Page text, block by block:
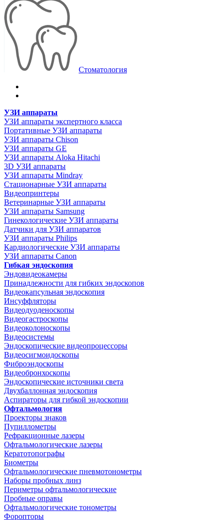
Стоматология
УЗИ аппараты
УЗИ аппараты экспертного класса
Портативные УЗИ аппараты
УЗИ аппараты Chison
УЗИ аппараты GE
УЗИ аппараты Aloka Hitachi
3D УЗИ аппараты
УЗИ аппараты Mindray
Стационарные УЗИ аппараты
Видеопринтеры
Ветеринарные УЗИ аппараты
УЗИ аппараты Samsung
Гинекологические УЗИ аппараты
Датчики для УЗИ аппаратов
УЗИ аппараты Philips
Кардиологические УЗИ аппараты
УЗИ аппараты Canon
Гибкая эндоскопия
Эндовидеокамеры
Принадлежности для гибких эндоскопов
Видеокапсульная эндоскопия
Инсуффляторы
Видеодуоденоскопы
Видеогастроскопы
Видеоколоноскопы
Видеосистемы
Эндоскопические видеопроцессоры
Видеосигмоидоскопы
Фиброэндоскопы
Видеобронхоскопы
Эндоскопические источники света
Двухбаллонная эндоскопия
Аспираторы для гибкой эндоскопии
Офтальмология
Проекторы знаков
Пупиллометры
Рефракционные лазеры
Офтальмологические лазеры
Кератотопографы
Биометры
Офтальмологические пневмотонометры
Наборы пробных линз
Периметры офтальмологические
Пробные оправы
Офтальмологические тонометры
Форопторы